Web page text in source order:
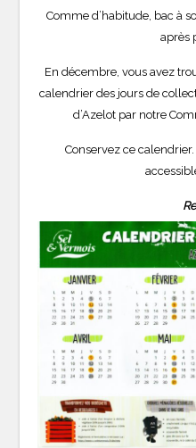
Comme d’habitude, bac à
après
En décembre, vous avez
calendrier des jours de
d’Azelot par notre
Conservez ce